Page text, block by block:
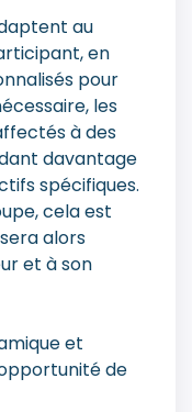
au
en
pour
les
à des
davantage
spécifiques.
cela est
alors
et à son
et
de